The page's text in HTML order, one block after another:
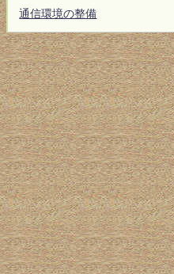
通信環境の整備